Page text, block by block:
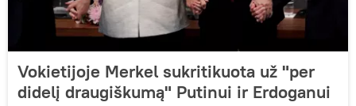
Vokietijoje Merkel sukritikuota už "per
didelį draugiškumą" Putinui ir Erdoganui